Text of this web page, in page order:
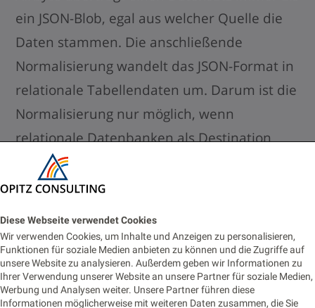
Diese Webseite verwendet Cookies
Wir verwenden Cookies, um Inhalte und Anzeigen zu personalisieren,
Funktionen für soziale Medien anbieten zu können und die Zugriffe auf
unsere Website zu analysieren. Außerdem geben wir Informationen zu
Ihrer Verwendung unserer Website an unsere Partner für soziale Medien,
Werbung und Analysen weiter. Unsere Partner führen diese
Informationen möglicherweise mit weiteren Daten zusammen, die Sie
ein JSON-Blob, egal aus welcher Quelle die
Daten stammen. Die anschließende
Normalisierung wandelt das JSON-Format in
relationale Tabellendaten um. Darum ist die
Normalisierung nur möglich, wenn
relationale Datenbanken als Destination
verwendet werden. Doch dazu mehr in Teil
3 der Blogreihe.
Nach abgeschlossener Konfiguration wird
über den Button „Set up connection“ die
Verbindung aufgebaut und getestet.